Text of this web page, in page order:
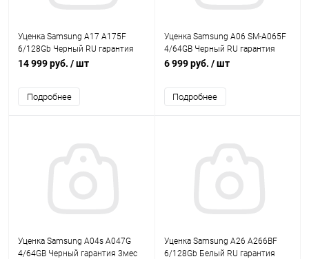
Уценка Samsung A17 A175F
6/128Gb Черный RU гарантия
3мес
14 999 руб. / шт
Подробнее
Уценка Samsung A06 SM-A065F
4/64GB Черный RU гарантия
3мес
6 999 руб. / шт
Подробнее
Уценка Samsung A04s A047G
4/64GB Черный гарантия 3мес
Уценка Samsung A26 A266BF
6/128Gb Белый RU гарантия